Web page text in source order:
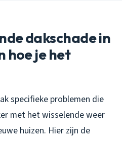
dakschade in
hoe je het
specifieke problemen die
met het wisselende weer
huizen. Hier zijn de